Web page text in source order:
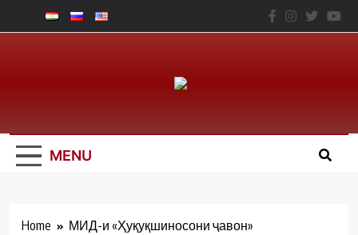
to
Юридический
Факальтет – ТНУ
MENU
Home МИД-и «Ҳуқуқшиносони ҷавон»